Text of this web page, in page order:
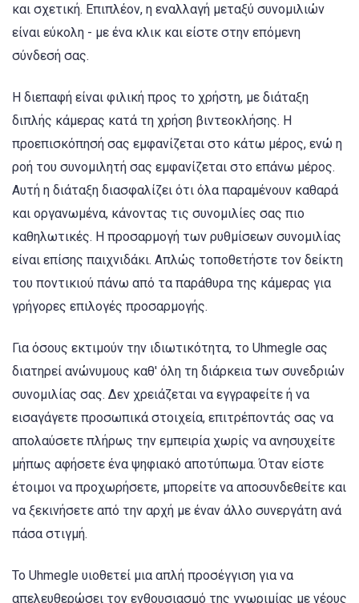
και σχετική. Επιπλέον, η εναλλαγή μεταξύ συνομιλιών
είναι εύκολη - με ένα κλικ και είστε στην επόμενη
σύνδεσή σας.
Η διεπαφή είναι φιλική προς το χρήστη, με διάταξη
διπλής κάμερας κατά τη χρήση βιντεοκλήσης. Η
προεπισκόπησή σας εμφανίζεται στο κάτω μέρος, ενώ η
ροή του συνομιλητή σας εμφανίζεται στο επάνω μέρος.
Αυτή η διάταξη διασφαλίζει ότι όλα παραμένουν καθαρά
και οργανωμένα, κάνοντας τις συνομιλίες σας πιο
καθηλωτικές. Η προσαρμογή των ρυθμίσεων συνομιλίας
είναι επίσης παιχνιδάκι. Απλώς τοποθετήστε τον δείκτη
του ποντικιού πάνω από τα παράθυρα της κάμερας για
γρήγορες επιλογές προσαρμογής.
Για όσους εκτιμούν την ιδιωτικότητα, το Uhmegle σας
διατηρεί ανώνυμους καθ' όλη τη διάρκεια των συνεδριών
συνομιλίας σας. Δεν χρειάζεται να εγγραφείτε ή να
εισαγάγετε προσωπικά στοιχεία, επιτρέποντάς σας να
απολαύσετε πλήρως την εμπειρία χωρίς να ανησυχείτε
μήπως αφήσετε ένα ψηφιακό αποτύπωμα. Όταν είστε
έτοιμοι να προχωρήσετε, μπορείτε να αποσυνδεθείτε και
να ξεκινήσετε από την αρχή με έναν άλλο συνεργάτη ανά
πάσα στιγμή.
Το Uhmegle υιοθετεί μια απλή προσέγγιση για να
απελευθερώσει τον ενθουσιασμό της γνωριμίας με νέους